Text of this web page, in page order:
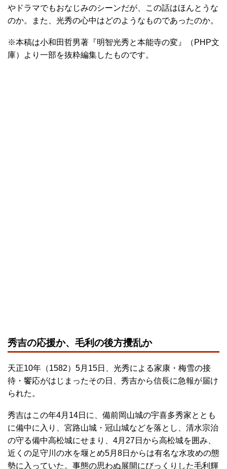
やドラマでもおなじみのシーンだが、この話はほんとうな
のか。また、光秀の心中はどのようなものであったのか。
※本稿は小和田哲男著『明智光秀と本能寺の変』（PHP文
庫）より一部を抜粋編集したものです。
秀吉の応援か、毛利の後方攪乱か
天正10年（1582）5月15日、光秀による家康・梅雪の接
待・饗応がはじまったその日、秀吉から信長に急報が届け
られた。
秀吉はこの年4月14日に、備前岡山城の宇喜多秀家ととも
に備中に入り、宮路山城・冠山城などを落とし、清水宗治
の守る備中高松城にせまり、4月27日から高松城を囲み、
近くの足守川の水を堰とめ5月8日からは有名な水攻めの態
勢に入っていた。事態の思わぬ展開にびっくりした毛利輝